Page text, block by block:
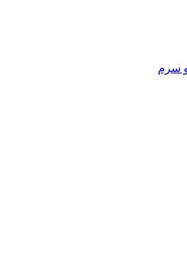
سرم